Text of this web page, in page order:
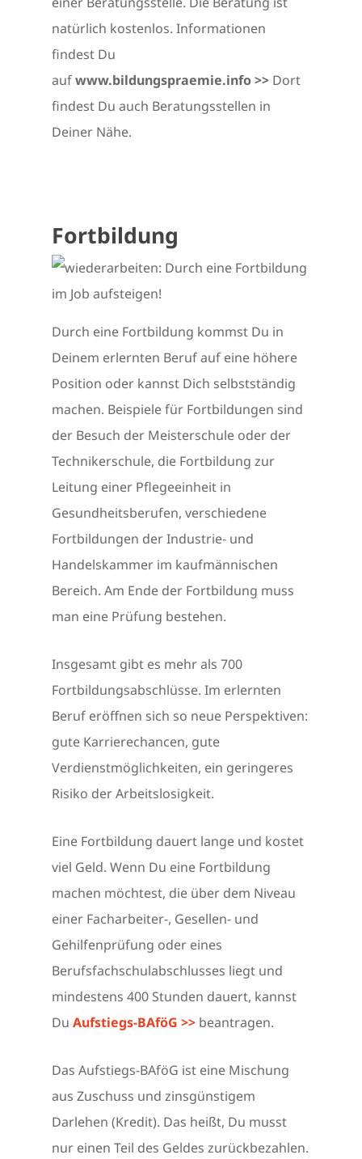
natürlich kostenlos. Informationen
findest Du
aufwww.bildungspraemie.info >> Dort
findest Du auch Beratungsstellen in
Deiner Nähe.
Fortbildung
Durch eine Fortbildung kommst Du in
Deinem erlernten Beruf auf eine höhere
Position oder kannst Dich selbstständig
machen. Beispiele für Fortbildungen sind
der Besuch der Meisterschule oder der
Technikerschule, die Fortbildung zur
Leitung einer Pflegeeinheit in
Gesundheitsberufen, verschiedene
Fortbildungen der Industrie- und
Handelskammer im kaufmännischen
Bereich. Am Ende der Fortbildung muss
man eine Prüfung bestehen.
Insgesamt gibt es mehr als 700
Fortbildungsabschlüsse. Im erlernten
Beruf eröffnen sich so neue Perspektiven:
gute Karrierechancen, gute
Verdienstmöglichkeiten, ein geringeres
Risiko der Arbeitslosigkeit.
Eine Fortbildung dauert lange und kostet
viel Geld. Wenn Du eine Fortbildung
machen möchtest, die über dem Niveau
einer Facharbeiter-, Gesellen- und
Gehilfenprüfung oder eines
Berufsfachschulabschlusses liegt und
mindestens 400 Stunden dauert, kannst
Du Aufstiegs-BAföG >> beantragen.
Das Aufstiegs-BAföG ist eine Mischung
aus Zuschuss und zinsgünstigem
Darlehen (Kredit). Das heißt, Du musst
nur einen Teil des Geldes zurückbezahlen.